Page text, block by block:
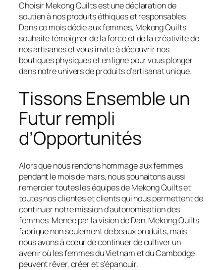
Choisir Mekong Quilts est une déclaration de
soutien à nos produits éthiques et responsables.
Dans ce mois dédié aux femmes, Mekong Quilts
souhaite témoigner de la force et de la créativité de
nos artisanes et vous invite à découvrir nos
boutiques physiques et en ligne pour vous plonger
dans notre univers de produits d’artisanat unique.
Tissons Ensemble un
Futur rempli
d’Opportunités
Alors que nous rendons hommage aux femmes
pendant le mois de mars, nous souhaitons aussi
remercier toutes les équipes de Mekong Quilts et
toutes nos clientes et clients qui nous permettent de
continuer notre mission d’autonomisation des
femmes. Menée par la vision de Dan, Mekong Quilts
fabrique non seulement de beaux produits, mais
nous avons à cœur de continuer de cultiver un
avenir où les femmes du Vietnam et du Cambodge
peuvent rêver, créer et s’épanouir.